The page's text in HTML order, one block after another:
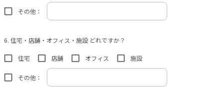
その他：
6. 住宅・店舗・オフィス・施設 どれですか？
住宅 店舗 オフィス 施設
その他：